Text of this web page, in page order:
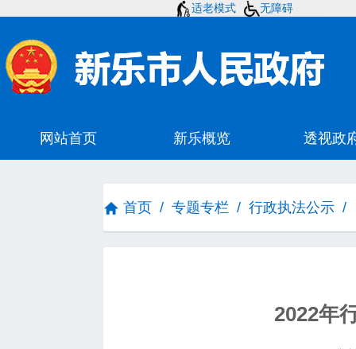
适老模式 无障碍
首页 / 专题专栏 / 行政执法公示 /
2022年